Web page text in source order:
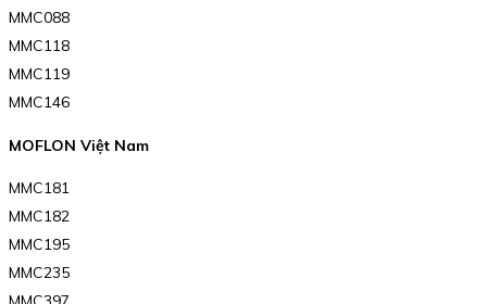
MMC088
MMC118
MMC119
MMC146
MOFLON Việt Nam
MMC181
MMC182
MMC195
MMC235